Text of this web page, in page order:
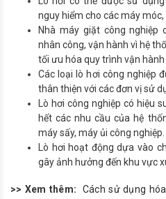
nguy hiểm cho các máy
Nhà máy giặt công nghiệp
nhân công, vận hành vì hệ
tối ưu hóa quy trình vận
Các loại lò hơi công nghiệp
thân thiện với các đơn vị sử
Lò hơi công nghiệp có hiệu
hết các nhu cầu của hệ
máy sấy, máy ủi công nghiệp.
Lò hơi hoạt động dựa vào
gây ảnh hưởng đến khu vực
>> Xem thêm:Cách sử dụng